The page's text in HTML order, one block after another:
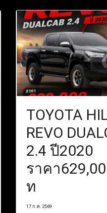
TOYOTA
REVO
2.4 ปี2020
ราคา
ท
17 ก.ค. 2569